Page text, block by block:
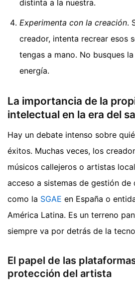
distinta a la nuestra.
Experimenta con la creación.
creador, intenta recrear esos
tengas a mano. No busques
energía.
La importancia de la
intelectual en la era del
Hay un debate intenso sobre
éxitos. Muchas veces, los
músicos callejeros o artistas
acceso a sistemas de gestión de
como la SGAE en España o
América Latina. Es un terreno
siempre va por detrás de la
El papel de las
protección del artista